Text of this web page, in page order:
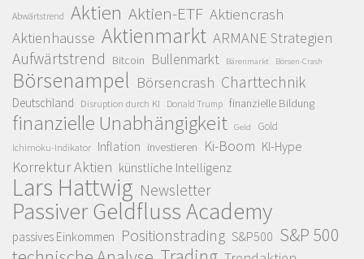
Abwärtstrend Aktien Aktien-ETF Aktiencrash
Aktienhausse Aktienmarkt ARMANE Strategien
Aufwärtstrend Bitcoin Bullenmarkt Bärenmarkt Börsen-Crash
Börsenampel Börsencrash Charttechnik
Deutschland Disruption durch KI Donald Trump finanzielle Bildung
finanzielle Unabhängigkeit Geld Gold
Ichimoku-Indikator Inflation investieren Ki-Boom KI-Hype
Korrektur Aktien künstliche Intelligenz
Lars Hattwig Newsletter
Passiver Geldfluss Academy
passives Einkommen Positionstrading S&P500 S&P 500